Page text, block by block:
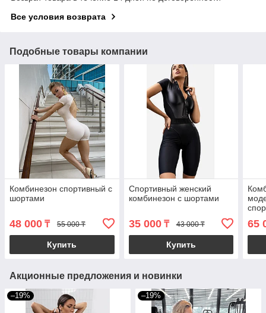
Все условия возврата
Подобные товары компании
Комбинезон спортивный с
шортами
48 000 ₸ 55 000 ₸
Купить
Спортивный женский
комбинезон с шортами
35 000₸ 43 000 ₸
Купить
65
Акционные предложения и новинки
–19% –19%